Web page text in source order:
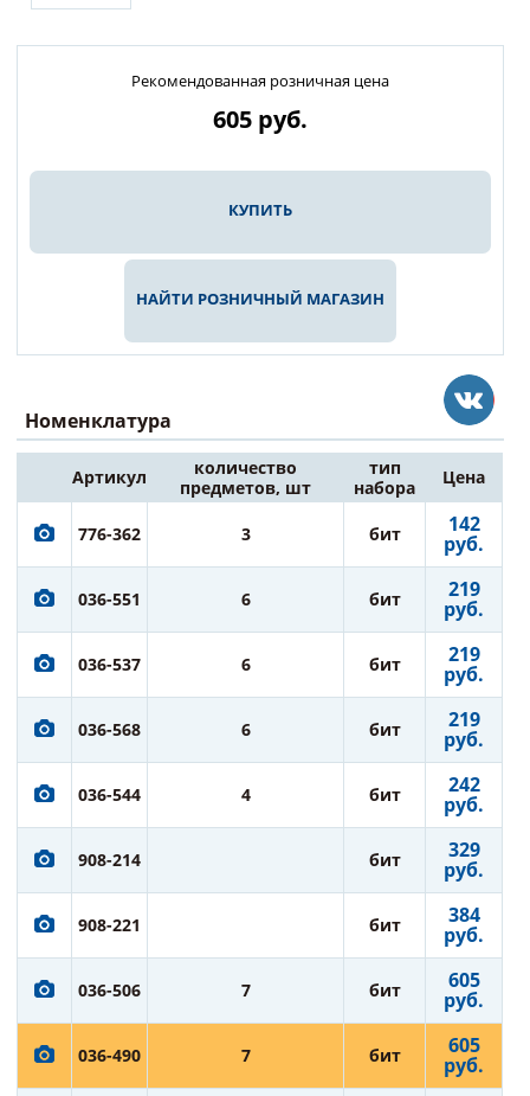
Рекомендованная розничная цена
605 руб.
КУПИТЬ
НАЙТИ РОЗНИЧНЫЙ МАГАЗИН
Номенклатура
Артикул
количество
предметов, шт
тип
набора
Цена
776-362 3 бит 142
руб.
036-551 6 бит 219
руб.
036-537 6 бит 219
руб.
036-568 6 бит 219
руб.
036-544 4 бит 242
руб.
908-214 бит 329
руб.
908-221 бит 384
руб.
036-506 7 бит 605
руб.
036-490 7 бит 605
руб.